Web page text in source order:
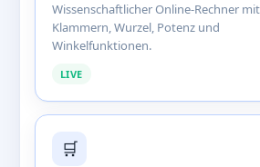
Wissenschaftlicher Online-Rechner mit
Klammern, Wurzel, Potenz und
Winkelfunktionen.
LIVE
🛒